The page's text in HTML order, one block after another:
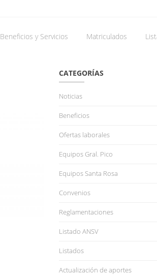
Beneficios y Servicios Matriculados
CATEGORÍAS
Noticias
Beneficios
Ofertas laborales
Equipos Gral. Pico
Equipos Santa Rosa
Convenios
Reglamentaciones
Listado ANSV
Listados
Actualización de aportes